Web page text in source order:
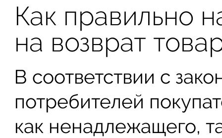
Как правильно
на возврат
В соответствии с
потребителей
как ненадлежащего,